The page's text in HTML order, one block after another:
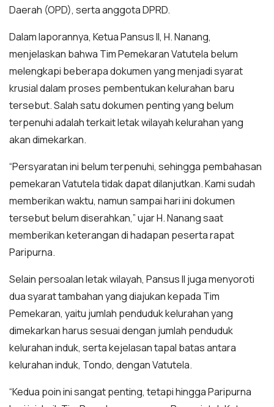
Daerah (OPD), serta anggota DPRD.
Dalam laporannya, Ketua Pansus II, H. Nanang,
menjelaskan bahwa Tim Pemekaran Vatutela belum
melengkapi beberapa dokumen yang menjadi syarat
krusial dalam proses pembentukan kelurahan baru
tersebut. Salah satu dokumen penting yang belum
terpenuhi adalah terkait letak wilayah kelurahan yang
akan dimekarkan.
“Persyaratan ini belum terpenuhi, sehingga pembahasan
pemekaran Vatutela tidak dapat dilanjutkan. Kami sudah
memberikan waktu, namun sampai hari ini dokumen
tersebut belum diserahkan,” ujar H. Nanang saat
memberikan keterangan di hadapan peserta rapat
Paripurna.
Selain persoalan letak wilayah, Pansus II juga menyoroti
dua syarat tambahan yang diajukan kepada Tim
Pemekaran, yaitu jumlah penduduk kelurahan yang
dimekarkan harus sesuai dengan jumlah penduduk
kelurahan induk, serta kejelasan tapal batas antara
kelurahan induk, Tondo, dengan Vatutela.
“Kedua poin ini sangat penting, tetapi hingga Paripurna